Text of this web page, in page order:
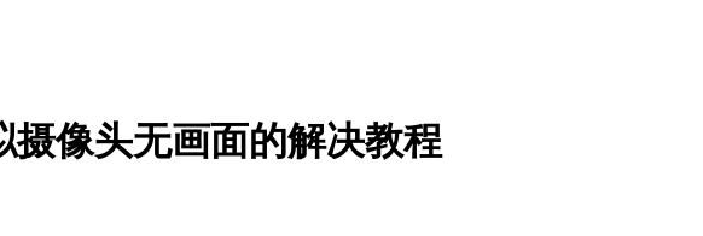
像头无画面的解决教程